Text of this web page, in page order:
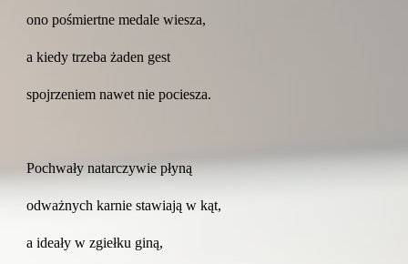
ono pośmiertne medale wiesza,
a kiedy trzeba żaden gest
spojrzeniem nawet nie pociesza.
Pochwały natarczywie płyną
odważnych karnie stawiają w kąt,
a ideały w zgiełku giną,